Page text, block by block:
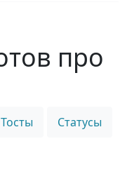
про
Тосты Статусы